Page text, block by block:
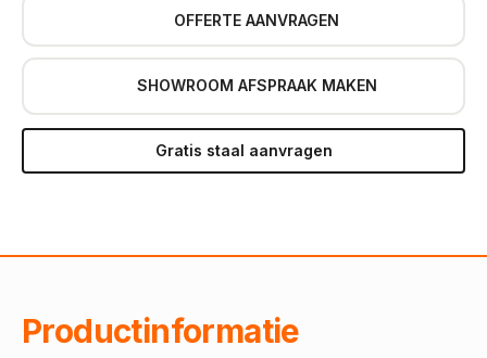
OFFERTE AANVRAGEN
SHOWROOM AFSPRAAK MAKEN
Gratis staal aanvragen
Productinformatie